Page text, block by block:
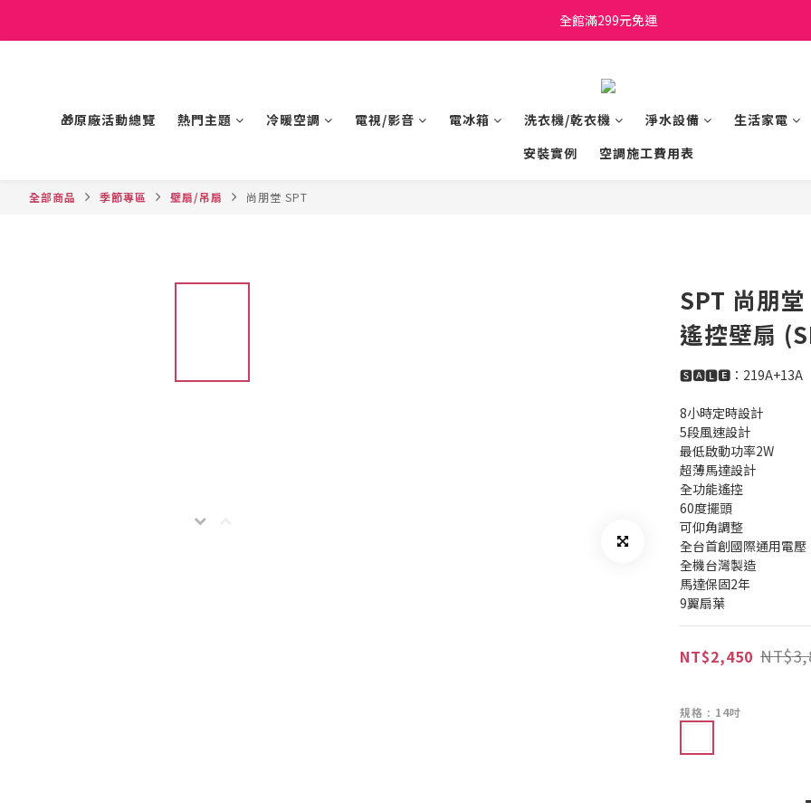
日立家電、國際牌 原廠管制價格 私訊優惠價
全館滿299元免運
🎁原廠活動總覽 熱門主題 冷暖空調 電視/影音 電冰箱 洗衣機/乾衣機 淨水設備
生活家電
安裝實例
空調施工費用表
全部商品 季節專區 壁扇/吊扇 尚朋堂 SPT
SPT 尚朋
遙控壁扇
🆂🅰🅻🅴：219A+13A
8小時定時設計
5段風速設計
最低啟動功率2W
超薄馬達設計
全功能遙控
60度擺頭
可仰角調整
全台首創國際通用電壓
全機台灣製造
馬達保固2年
9翼扇葉
NT$2,450
規格 : 14吋